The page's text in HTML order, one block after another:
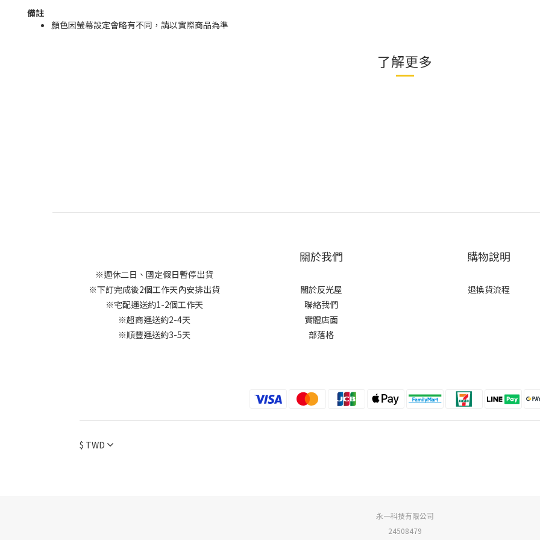
備註
顏色因螢幕設定會略有不同，請以實際商品為準
了解更多
※週休二日、國定假日暫停出貨
※下訂完成後2個工作天內安排出貨
※宅配運送約1-2個工作天
※超商運送約2-4天
※順豐運送約3-5天
關於我們
關於反光屋
聯絡我們
實體店面
部落格
購物說明
退換貨流程
$ TWD
永一科技有限公司
24508479